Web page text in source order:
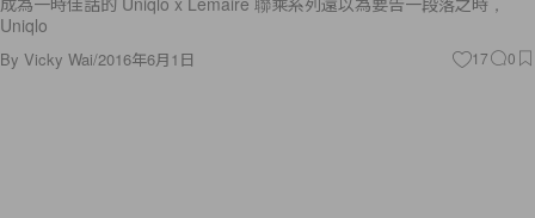
Uniqlo
By Vicky Wai/2016年6月1日 17 0